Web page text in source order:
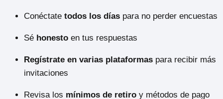
Conéctate todos los días para no perder encuestas
Sé honesto en tus respuestas
Regístrate en varias plataformas para recibir más
invitaciones
Revisa los mínimos de retiro y métodos de pago